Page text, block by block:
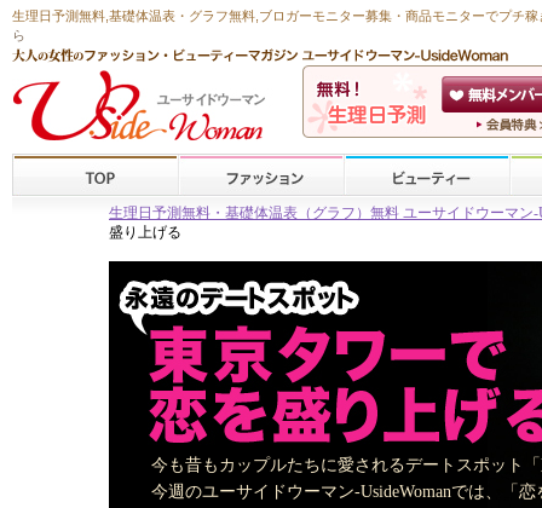
生理日予測無料 基礎体温表・グラフ無料 ,ブロガーモニター募集・商品モニターでプチ稼
ら
生理日予測無料・基礎体温表（グラフ）無料 ユーサイドウーマン-
盛り上げる
今も昔もカップルたちに愛されるデートスポット
今週のユーサイドウーマン-UsideWomanでは、「